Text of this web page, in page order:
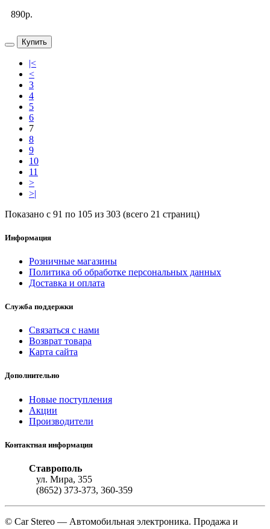
890р.
Купить
|<
<
3
4
5
6
7
8
9
10
11
>
>|
Показано с 91 по 105 из 303 (всего 21 страниц)
Информация
Розничные магазины
Политика об обработке персональных данных
Доставка и оплата
Служба поддержки
Связаться с нами
Возврат товара
Карта сайта
Дополнительно
Новые поступления
Акции
Производители
Контактная информация
Ставрополь
ул. Мира, 355
(8652) 373-373, 360-359
© Car Stereo — Автомобильная электроника. Продажа и